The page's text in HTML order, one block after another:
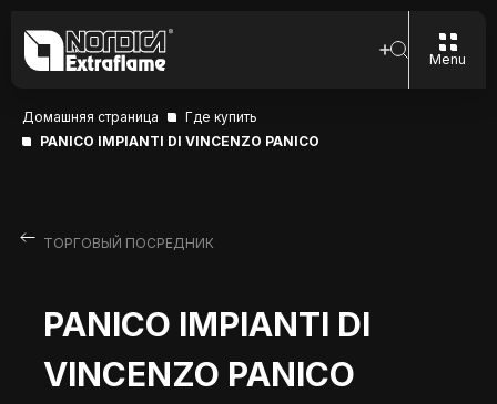
Menu
Домашняя страница
Где купить
PANICO IMPIANTI DI VINCENZO PANICO
ТОРГОВЫЙ ПОСРЕДНИК
PANICO IMPIANTI DI
VINCENZO PANICO